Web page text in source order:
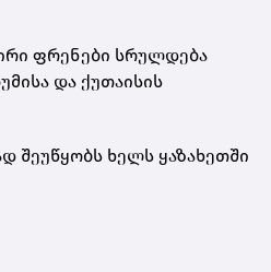
ფრენები სრულდება
და ქუთაისის
შეუწყობს ხელს ყაზახეთში